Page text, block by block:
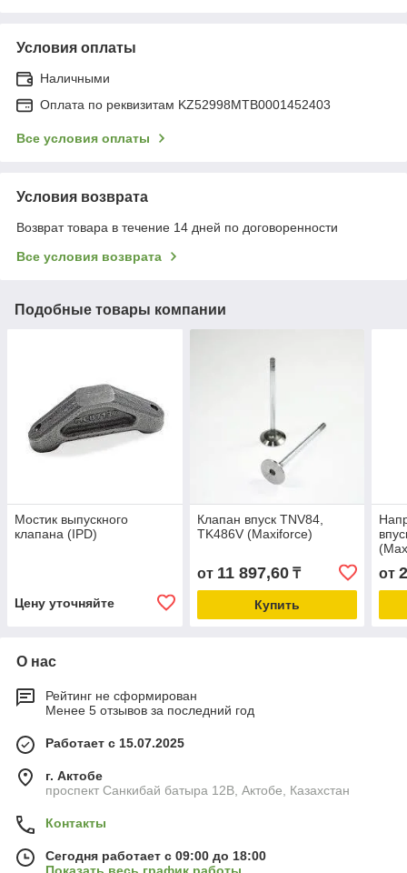
Условия оплаты
Наличными
Оплата по реквизитам KZ52998MTB0001452403
Все условия оплаты
Условия возврата
Возврат товара в течение 14 дней по договоренности
Все условия возврата
Подобные товары компании
Мостик выпускного
клапана (IPD)
Цену уточняйте
Клапан впуск TNV84,
TK486V (Maxiforce)
от 11 897,60₸
Купить
от
О нас
Рейтинг не сформирован
Менее 5 отзывов за последний год
Работает с 15.07.2025
г. Актобе
проспект Санкибай батыра 12В, Актобе, Казахстан
Контакты
Сегодня работает с 09:00 до 18:00